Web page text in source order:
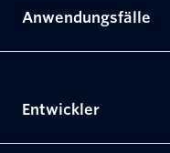
Anwendungsfälle
Entwickler